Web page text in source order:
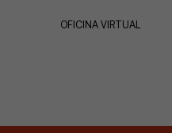
OFICINA VIRTUAL